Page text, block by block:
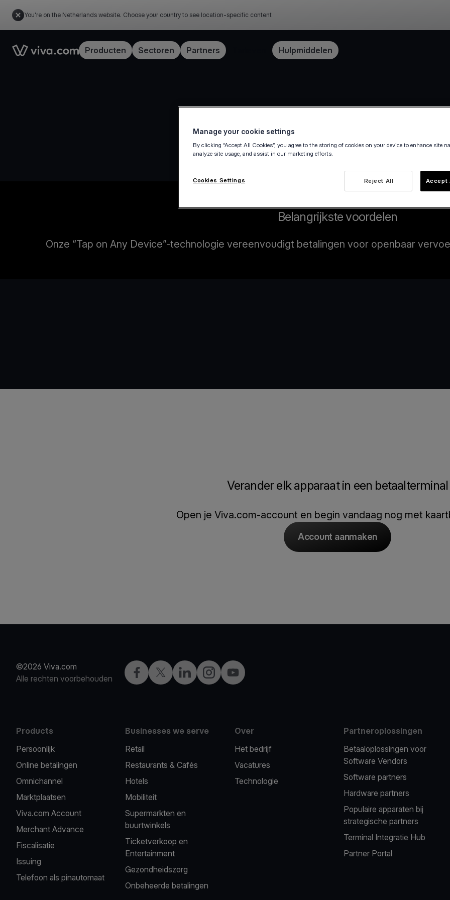
You're on the Netherlands website. Choose your country to see location-specific content
Link to the homepageProducten Sectoren Partners Hulpmiddelen
Belangrijkste voordelen
Onze “Tap on Any Device”-technologie vereenvoudigt betalingen voor openbaar
Verander elk apparaat in een betaalterminal
Open je Viva.com-account en begin vandaag nog met
Account aanmaken
©2026 Viva.com
Alle rechten voorbehouden
FacebookTwitterLinkedInInstagramYouTube
Products
Persoonlijk
Online betalingen
Omnichannel
Marktplaatsen
Viva.com Account
Merchant Advance
Fiscalisatie
Issuing
Telefoon als pinautomaat
Businesses we serve
Retail
Restaurants & Cafés
Hotels
Mobiliteit
Supermarkten en
buurtwinkels
Ticketverkoop en
Entertainment
Gezondheidszorg
Onbeheerde betalingen
Over
Het bedrijf
Vacatures
Technologie
Partneroplossingen
Betaaloplossingen voor
Software Vendors
Software partners
Hardware partners
Populaire apparaten bij
strategische partners
Terminal Integratie Hub
Partner Portal
Manage your cookie settings
By clicking “Accept All Cookies”, you agree to the storing of cookies on your device to enhance site
analyze site usage, and assist in our marketing efforts.
Reject All Accept
Cookies Settings